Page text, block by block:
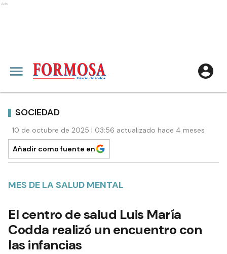
Ads
SOCIEDAD
10 de octubre de 2025 | 03:56 actualizado hace 4 meses
Añadir como fuente en
MES DE LA SALUD MENTAL
El centro de salud Luis María
Codda realizó un encuentro con
las infancias